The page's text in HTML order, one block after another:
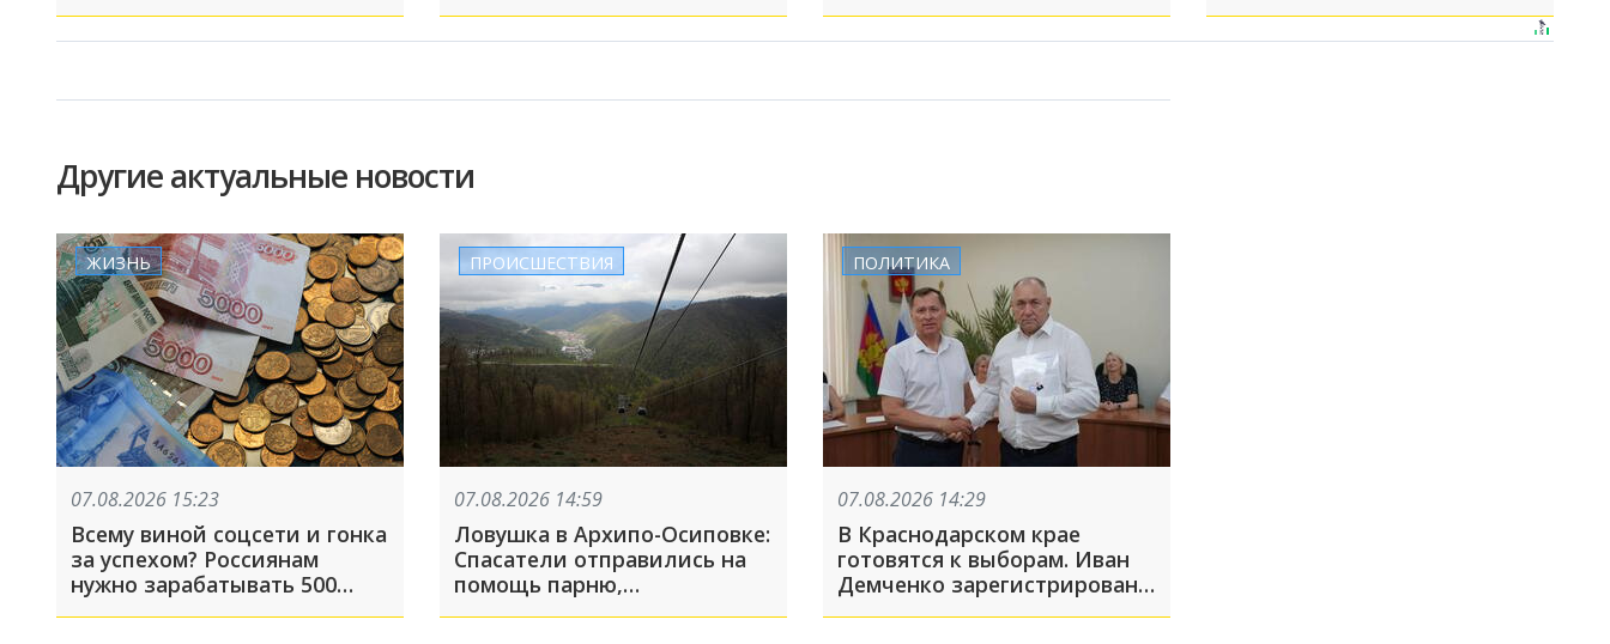
Другие актуальные новости
ЖИЗНЬ
07.08.2026 15:23
Всему виной соцсети и гонка
за успехом? Россиянам
нужно зарабатывать 500
тысяч рублей в месяц, чтобы
ПРОИСШЕСТВИЯ
07.08.2026 14:59
Ловушка в Архипо-Осиповке:
Спасатели отправились на
помощь парню,
оказавшемуся в беде
ПОЛИТИКА
07.08.2026 14:29
В Краснодарском крае
готовятся к выборам. Иван
Демченко зарегистрирован
кандидатом в Госдуму